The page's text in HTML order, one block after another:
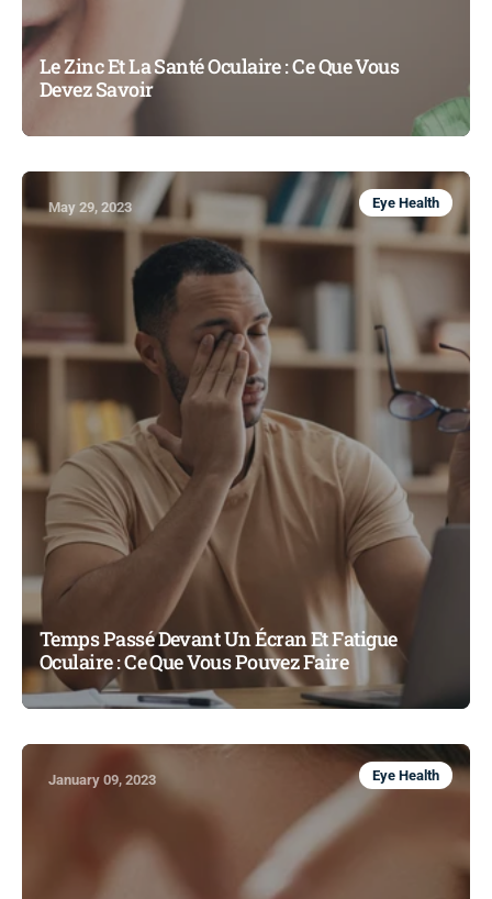
Le Zinc Et La Santé Oculaire : Ce Que Vous
Devez Savoir
May 29, 2023 Eye Health
Temps Passé Devant Un Écran Et Fatigue
Oculaire : Ce Que Vous Pouvez Faire
January 09, 2023 Eye Health